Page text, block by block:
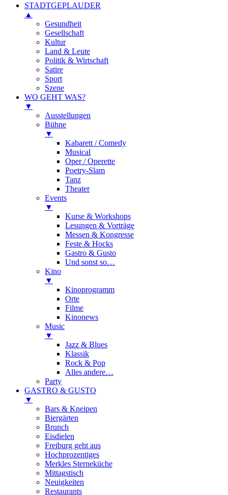
STADTGEPLAUDER
▲
Gesundheit
Gesellschaft
Kultur
Land & Leute
Politik & Wirtschaft
Satire
Sport
Szene
WO GEHT WAS?
▼
Ausstellungen
Bühne
▼
Kabarett / Comedy
Musical
Oper / Operette
Poetry-Slam
Tanz
Theater
Events
▼
Kurse & Workshops
Lesungen & Vorträge
Messen & Kongresse
Feste & Hocks
Gastro & Gusto
Und sonst so…
Kino
▼
Kinoprogramm
Orte
Filme
Kinonews
Music
▼
Jazz & Blues
Klassik
Rock & Pop
Alles andere…
Party
GASTRO & GUSTO
▼
Bars & Kneipen
Biergärten
Brunch
Eisdielen
Freiburg geht aus
Hochprozentiges
Merkles Sterneküche
Mittagstisch
Neuigkeiten
Restaurants